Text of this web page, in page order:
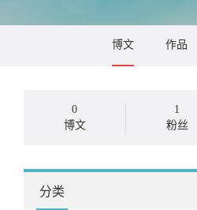
博文 作品
0
博文
1
粉丝
分类